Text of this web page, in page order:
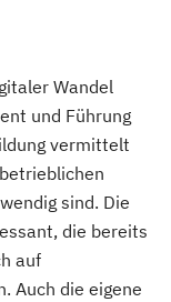
Wandel
und Führung
vermittelt
sind. Die
die bereits
auf
Auch die eigene